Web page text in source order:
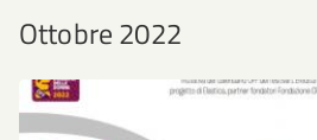
Ottobre 2022